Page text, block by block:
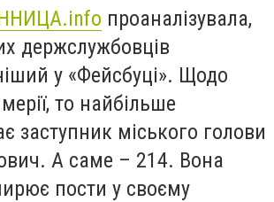
проаналізувала,
держслужбовців
у «Фейсбуці». Щодо
то найбільше
заступник міського голови
А саме – 214. Вона
пости у своєму